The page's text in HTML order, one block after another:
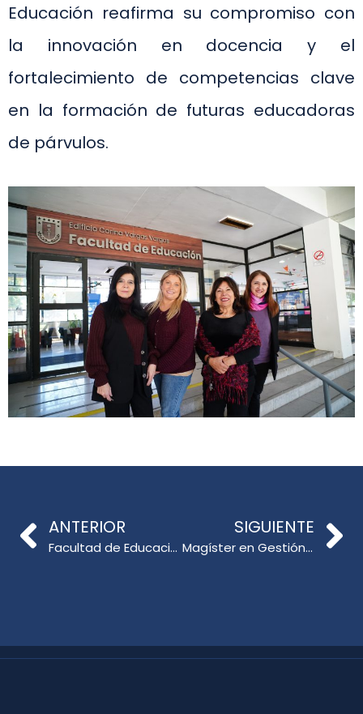
Educación reafirma su compromiso con
la innovación en docencia y el
fortalecimiento de competencias clave
en la formación de futuras educadoras
de párvulos.
ANTERIOR
Facultad de Educación UdeC recibe a estudiantes de la Escuela Lagos de Chile en jornada de ciencia y recorrido universitario
SIGUIENTE
Magíster en Gestión y liderazgo Educativo realizó conversatorio junto a Dr. Santiago Rincón-Gallardo y directivos escolares líderes en innovación